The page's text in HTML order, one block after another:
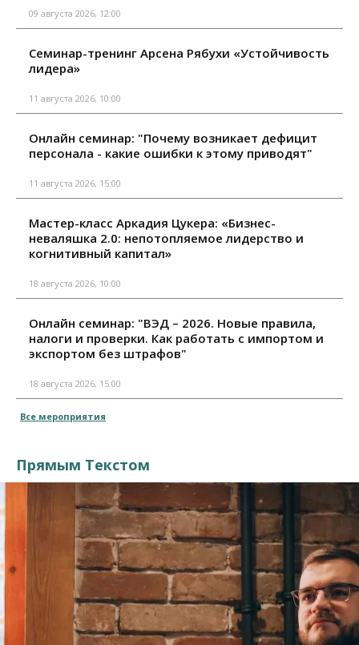
09 августа 2026, 12:00
Семинар-тренинг Арсена Рябухи «Устойчивость
лидера»
11 августа 2026, 10:00
Онлайн семинар: "Почему возникает дефицит
персонала - какие ошибки к этому приводят"
11 августа 2026, 15:00
Мастер-класс Аркадия Цукера: «Бизнес-
неваляшка 2.0: непотопляемое лидерство и
когнитивный капитал»
18 августа 2026, 10:00
Онлайн семинар: "ВЭД – 2026. Новые правила,
налоги и проверки. Как работать с импортом и
экспортом без штрафов"
18 августа 2026, 15:00
Все мероприятия
Прямым Текстом